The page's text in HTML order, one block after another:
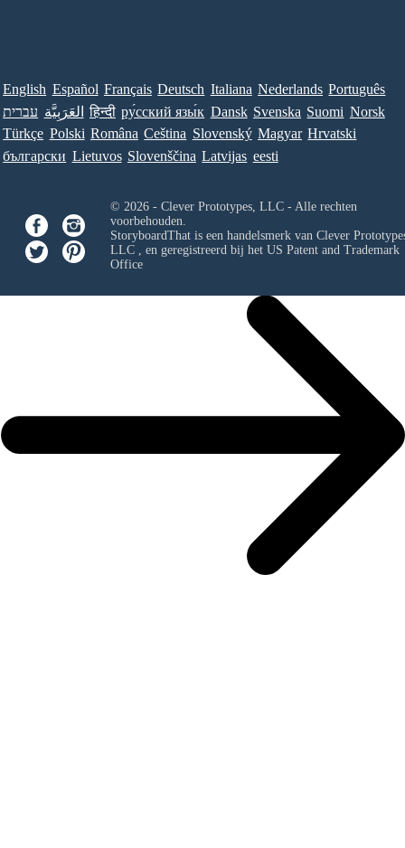
English Español Français Deutsch Italiana Nederlands Português
עברית العَرَبِيَّة हिन्दी ру́сский язы́к Dansk Svenska Suomi Norsk
Türkçe Polski Româna Ceština Slovenský Magyar Hrvatski
български Lietuvos Slovenščina Latvijas eesti
© 2026 - Clever Prototypes, LLC - Alle rechten
voorbehouden.
StoryboardThat is een handelsmerk van Clever
LLC, en geregistreerd bij het US Patent and Trademark
Office